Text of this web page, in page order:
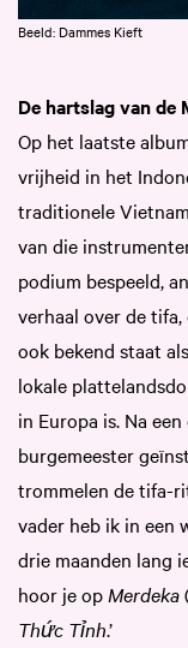
Beeld: Dammes Kieft
De hartslag van de
Op het laatste
vrijheid in het
traditionele
van die
podium bespeeld,
verhaal over de
ook bekend staat
lokale
in Europa is. Na
burgemeester
trommelen de tifa-
vader heb ik in een
drie maanden lang
hoor je op Merdeka
Thức Tỉnh.’